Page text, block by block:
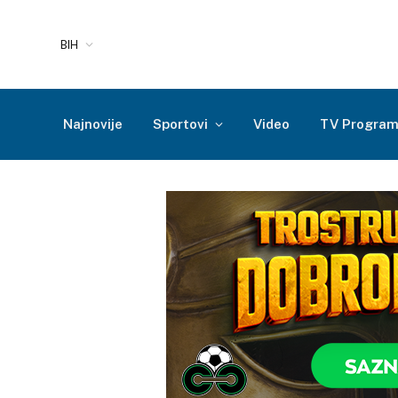
BIH
Najnovije Sportovi Video TV Program